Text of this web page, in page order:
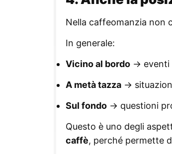
Nella caffeomanzia non
In generale:
Vicino al bordo → eventi
A metà tazza →
Sul fondo → questioni
Questo è uno degli
caffè, perché permette